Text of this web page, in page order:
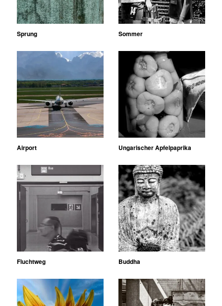
Sprung Sommer
Airport Ungarischer Apfelpaprika
Fluchtweg Buddha